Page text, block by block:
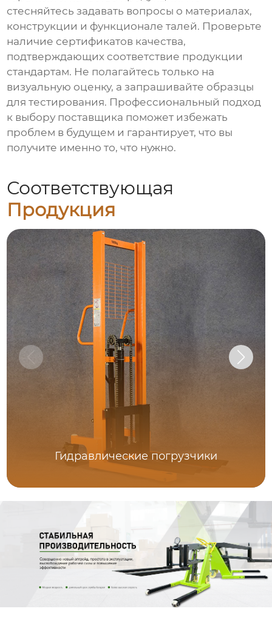
стесняйтесь задавать вопросы о материалах,
конструкции и функционале талей. Проверьте
наличие сертификатов качества,
подтверждающих соответствие продукции
стандартам. Не полагайтесь только на
визуальную оценку, а запрашивайте образцы
для тестирования. Профессиональный подход
к выбору поставщика поможет избежать
проблем в будущем и гарантирует, что вы
получите именно то, что нужно.
Соответствующая
Продукция
Гидравлические погрузчики